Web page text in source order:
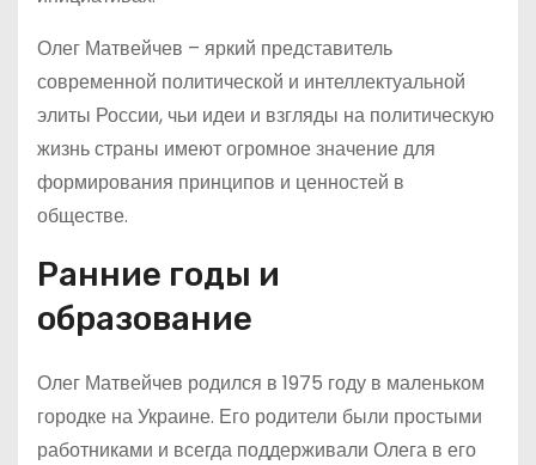
Олег Матвейчев – яркий представитель
современной политической и интеллектуальной
элиты России, чьи идеи и взгляды на политическую
жизнь страны имеют огромное значение для
формирования принципов и ценностей в
обществе.
Ранние годы и
образование
Олег Матвейчев родился в 1975 году в маленьком
городке на Украине. Его родители были простыми
работниками и всегда поддерживали Олега в его